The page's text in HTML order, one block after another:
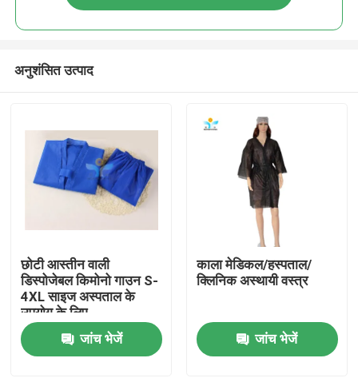
घर
अनुशंसित उत्पाद
छोटी आस्तीन वाली
डिस्पोजेबल किमोनो गाउन S-
4XL साइज अस्पताल के
उपयोग के लिए
जांच भेजें
काला मेडिकल/हस्पताल/
क्लिनिक अस्थायी वस्त्र
जांच भेजें